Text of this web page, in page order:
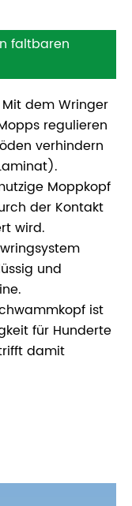
faltbaren
dem Wringer
regulieren
verhindern
Moppkopf
der Kontakt
wird.
und
ist
für Hunderte
damit